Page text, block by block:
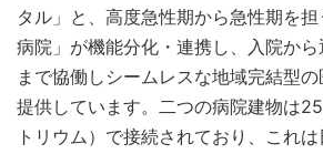
タル」と、高度急性期から急性期を
病院」が機能分化・連携し、入院か
まで協働しシームレスな地域完結型
提供しています。二つの病院建物は
トリウム）で接続されており、これ